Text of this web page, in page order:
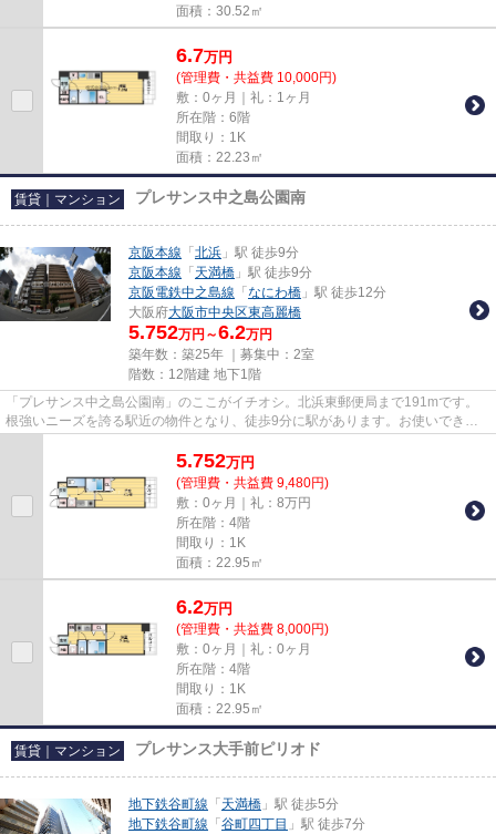
面積：30.52㎡
6.7万円
(管理費・共益費 10,000円)
敷：0ヶ月｜礼：1ヶ月
所在階：6階
間取り：1K
面積：22.23㎡
賃貸｜マンション プレサンス中之島公園南
京阪本線 「 北浜 」駅 徒歩9分
京阪本線 「 天満橋 」駅 徒歩9分
京阪電鉄中之島線 「 なにわ橋 」駅 徒歩12分
大阪府大阪市中央区東高麗橋
5.752万円～6.2万円
築年数：築25年 ｜募集中： 2室
階数：12階建 地下1階
「プレサンス中之島公園南」のここがイチオシ。北浜東郵便局まで191mです。
根強いニーズを誇る駅近の物件となり、徒歩9分に駅があります。お使いできる
5.752万円
(管理費・共益費 9,480円)
敷：0ヶ月｜礼：8万円
所在階：4階
間取り：1K
面積：22.95㎡
6.2万円
(管理費・共益費 8,000円)
敷：0ヶ月｜礼：0ヶ月
所在階：4階
間取り：1K
面積：22.95㎡
賃貸｜マンション プレサンス大手前ピリオド
地下鉄谷町線 「 天満橋 」駅 徒歩5分
地下鉄谷町線 「 谷町四丁目 」駅 徒歩7分